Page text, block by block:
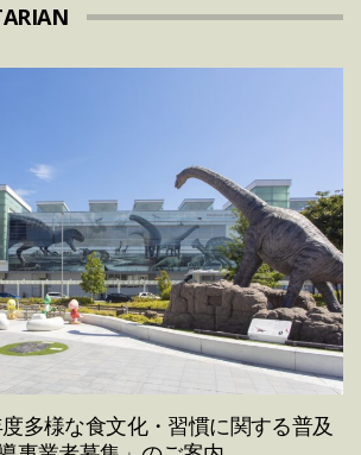
多様な食文化・習慣に関する普及